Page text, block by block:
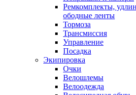
Ремкомплекты,
ободные ленты
Тормоза
Трансмиссия
Управление
Посадка
Экипировка
Очки
Велошлемы
Велоодежда